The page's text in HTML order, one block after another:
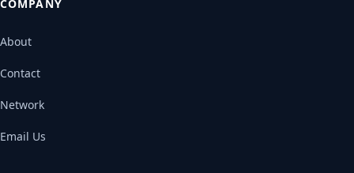
COMPANY
About
Contact
Network
Email Us